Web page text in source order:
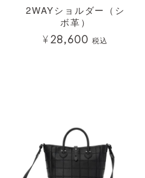
2WAYショルダー（シ
ボ革）
¥28,600 税込